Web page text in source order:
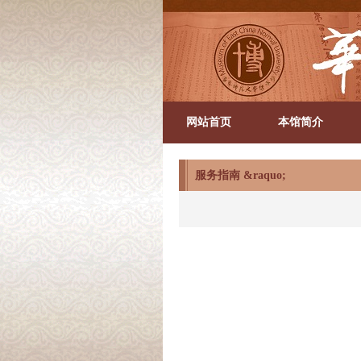
网站首页 本馆简介
服务指南 &raquo;